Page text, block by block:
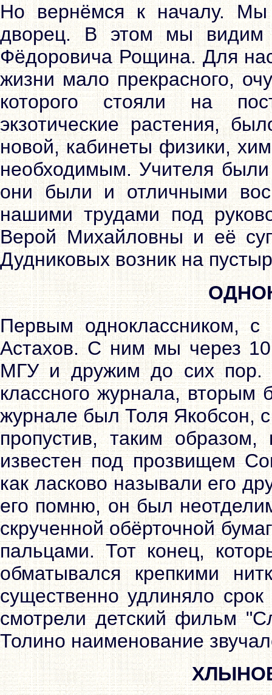
Но вернёмся к началу.
дворец. В этом мы видим
Фёдоровича Рощина. Для
жизни мало прекрасного,
которого стояли на
экзотические растения,
новой, кабинеты физики,
необходимым. Учителя
они были и отличными
нашими трудами под
Верой Михайловны и её
Дудниковых возник на
Первым одноклассником,
Астахов. С ним мы через
МГУ и дружим до сих пор.
классного журнала, вторым
журнале был Толя Якобсон,
пропустив, таким
известен под прозвищем
как ласково называли его
его помню, он был
скрученной обёрточной
пальцами. Тот конец,
обматывался крепкими
существенно удлиняло
смотрели детский фильм
Толино наименование